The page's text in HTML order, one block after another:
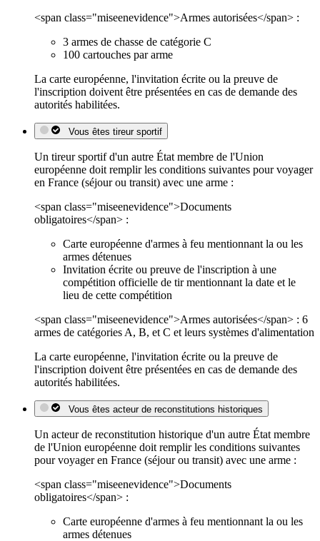
<span class="miseenevidence">Armes autorisées</span> :
3 armes de chasse de catégorie C
100 cartouches par arme
La carte européenne, l'invitation écrite ou la preuve de
l'inscription doivent être présentées en cas de demande des
autorités habilitées.
Vous êtes tireur sportif
Un tireur sportif d'un autre État membre de l'Union
européenne doit remplir les conditions suivantes pour voyager
en France (séjour ou transit) avec une arme :
<span class="miseenevidence">Documents
obligatoires</span> :
Carte européenne d'armes à feu mentionnant la ou les
armes détenues
Invitation écrite ou preuve de l'inscription à une
compétition officielle de tir mentionnant la date et le
lieu de cette compétition
<span class="miseenevidence">Armes autorisées</span> : 6
armes de catégories A, B, et C et leurs systèmes d'alimentation
La carte européenne, l'invitation écrite ou la preuve de
l'inscription doivent être présentées en cas de demande des
autorités habilitées.
Vous êtes acteur de reconstitutions historiques
Un acteur de reconstitution historique d'un autre État membre
de l'Union européenne doit remplir les conditions suivantes
pour voyager en France (séjour ou transit) avec une arme :
<span class="miseenevidence">Documents
obligatoires</span> :
Carte européenne d'armes à feu mentionnant la ou les
armes détenues